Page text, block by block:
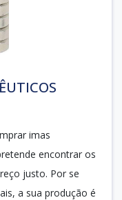
imas
encontrar os
justo. Por se
a sua produção é